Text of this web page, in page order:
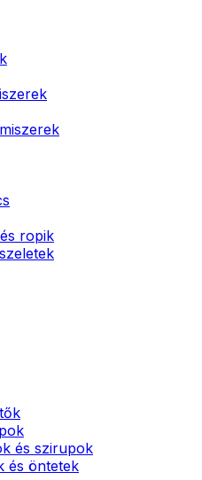
ropik
és szirupok
és öntetek